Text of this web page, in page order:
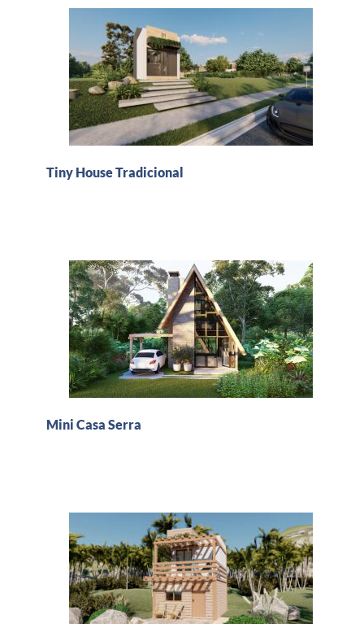
Tiny House Tradicional
Mini Casa Serra